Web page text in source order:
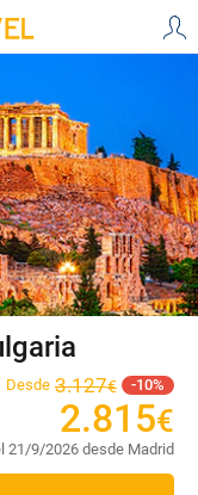
Desde 3.127€ 10
2.815€
21/9/2026 desde Madrid